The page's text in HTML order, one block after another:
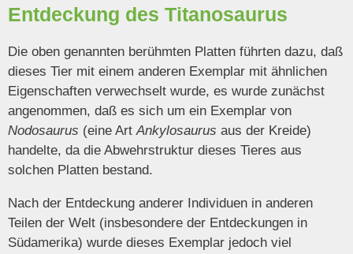
Entdeckung des Titanosaurus
Die oben genannten berühmten Platten führten dazu, daß
dieses Tier mit einem anderen Exemplar mit ähnlichen
Eigenschaften verwechselt wurde, es wurde zunächst
angenommen, daß es sich um ein Exemplar von
Nodosaurus (eine ArtAnkylosaurus aus der Kreide)
handelte, da die Abwehrstruktur dieses Tieres aus
solchen Platten bestand.
Nach der Entdeckung anderer Individuen in anderen
Teilen der Welt (insbesondere der Entdeckungen in
Südamerika) wurde dieses Exemplar jedoch viel